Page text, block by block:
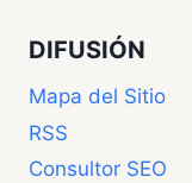
DIFUSIÓN
Mapa del Sitio
RSS
Consultor SEO